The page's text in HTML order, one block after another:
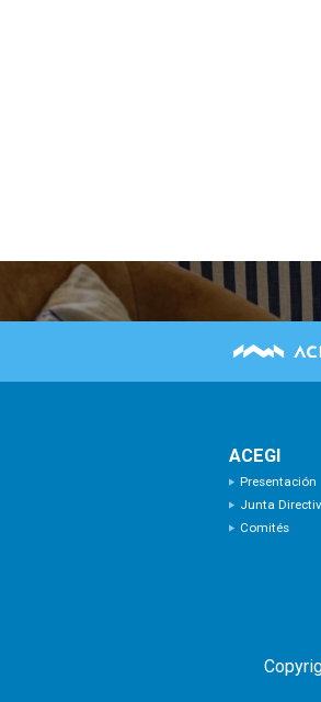
ACEGI
Presentación
Junta
Comités